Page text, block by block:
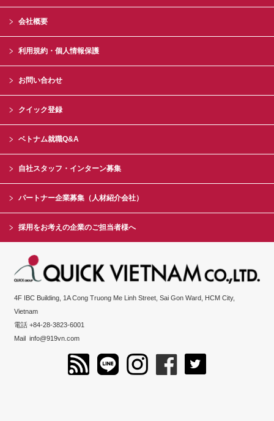
会社概要
利用規約・個人情報保護
お問い合わせ
クイック登録
ベトナム就職Q&A
自社スタッフ・インターン募集
パートナー企業募集（人材紹介会社）
採用をお考えの企業のご担当者様へ
4F IBC Building, 1A Cong Truong Me Linh Street, Sai Gon Ward, HCM City,
Vietnam
電話 +84-28-3823-6001
Mailinfo@919vn.com